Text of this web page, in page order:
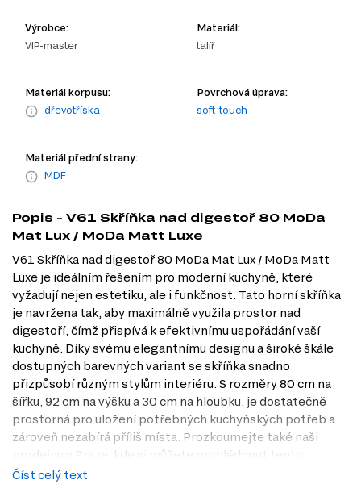
Výrobce:
VIP-master
Materiál:
talíř
Materiál korpusu:
dřevotříska
Povrchová úprava:
soft-touch
Materiál přední strany:
MDF
Popis - V61 Skříňka nad digestoř 80 MoDa
Mat Lux / MoDa Matt Luxe
V61 Skříňka nad digestoř 80 MoDa Mat Lux / MoDa Matt
Luxe je ideálním řešením pro moderní kuchyně, které
vyžadují nejen estetiku, ale i funkčnost. Tato horní skříňka
je navržena tak, aby maximálně využila prostor nad
digestoří, čímž přispívá k efektivnímu uspořádání vaší
kuchyně. Díky svému elegantnímu designu a široké škále
dostupných barevných variant se skříňka snadno
přizpůsobí různým stylům interiéru. S rozměry 80 cm na
šířku, 92 cm na výšku a 30 cm na hloubku, je dostatečně
prostorná pro uložení potřebných kuchyňských potřeb a
zároveň nezabírá příliš místa. Prozkoumejte také naši
prodejnu v Praze, kde si můžete prohlédnout tento
produkt na vlastní oči.
Číst celý text